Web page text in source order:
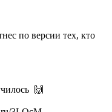
по версии тех, кто
🙌⠀